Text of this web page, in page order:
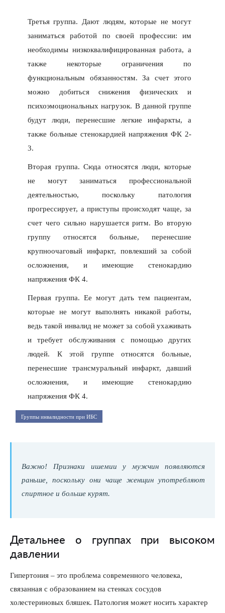
Третья группа. Дают людям, которые не могут
заниматься работой по своей профессии: им
необходимы низкоквалифицированная работа, а
также некоторые ограничения по
функциональным обязанностям. За счет этого
можно добиться снижения физических и
психоэмоциональных нагрузок. В данной группе
будут люди, перенесшие легкие инфаркты, а
также больные стенокардией напряжения ФК 2-
3.
Вторая группа. Сюда относятся люди, которые
не могут заниматься профессиональной
деятельностью, поскольку патология
прогрессирует, а приступы происходят чаще, за
счет чего сильно нарушается ритм. Во вторую
группу относятся больные, перенесшие
крупноочаговый инфаркт, повлекший за собой
осложнения, и имеющие стенокардию
напряжения ФК 4.
Первая группа. Ее могут дать тем пациентам,
которые не могут выполнять никакой работы,
ведь такой инвалид не может за собой ухаживать
и требует обслуживания с помощью других
людей. К этой группе относятся больные,
перенесшие трансмуральный инфаркт, давший
осложнения, и имеющие стенокардию
напряжения ФК 4.
Группы инвалидности при ИБС
Важно! Признаки ишемии у мужчин появляются
раньше, поскольку они чаще женщин употребляют
спиртное и больше курят.
Детальнее о группах при высоком
давлении
Гипертония – это проблема современного человека,
связанная с образованием на стенках сосудов
холестериновых бляшек. Патология может носить характер